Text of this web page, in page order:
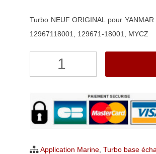
Turbo NEUF ORIGINAL pour
12967118001, 129671-18001, MYCZ
NEUF
ORIGINAL
Application Marine, Turbo base